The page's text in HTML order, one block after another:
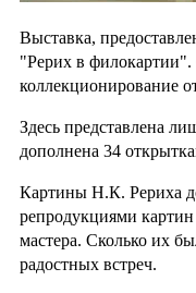
Выставка,
"Рерих в филокартии".
коллекционирование
Здесь представлена
дополнена 34
Картины Н.К. Рериха
репродукциями
мастера. Сколько их
радостных встреч.